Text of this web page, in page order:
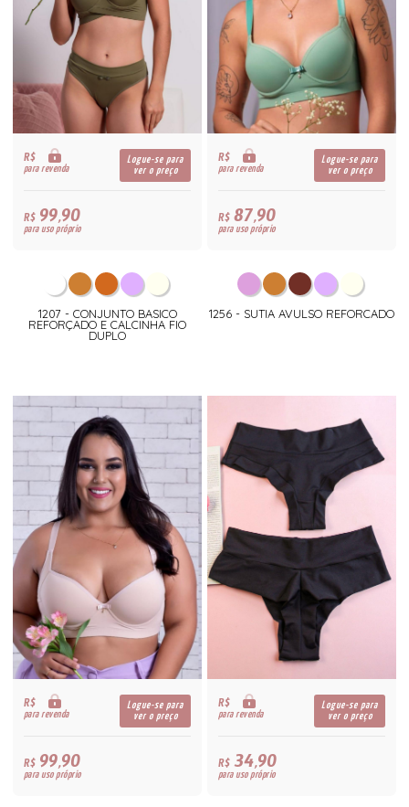
R$
para revenda
Logue-se para
ver o preço
R$99,90
para uso próprio
1207 - CONJUNTO BASICO
REFORÇADO E CALCINHA FIO
DUPLO
R$
para revenda
Logue-se para
ver o preço
R$87,90
para uso próprio
1256 - SUTIA AVULSO REFORCADO
R$
para revenda
Logue-se para
ver o preço
R$99,90
para uso próprio
R$
para revenda
Logue-se para
ver o preço
R$34,90
para uso próprio